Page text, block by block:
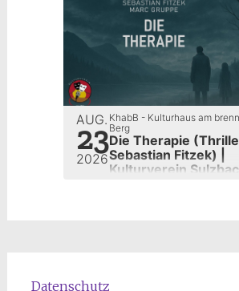
AUG.
23
2026
KhabB - Kulturhaus am
Berg
Die Therapie
Sebastian Fitzek) |
Kulturverein
Datenschutz